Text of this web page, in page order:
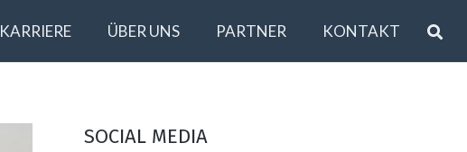
KARRIERE ÜBER UNS PARTNER KONTAKT
SOCIAL MEDIA